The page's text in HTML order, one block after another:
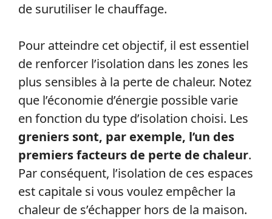
de surutiliser le chauffage.
Pour atteindre cet objectif, il est essentiel
de renforcer l’isolation dans les zones les
plus sensibles à la perte de chaleur. Notez
que l’économie d’énergie possible varie
en fonction du type d’isolation choisi. Les
greniers sont, par exemple, l’un des
premiers facteurs de perte de chaleur.
Par conséquent, l’isolation de ces espaces
est capitale si vous voulez empêcher la
chaleur de s’échapper hors de la maison.